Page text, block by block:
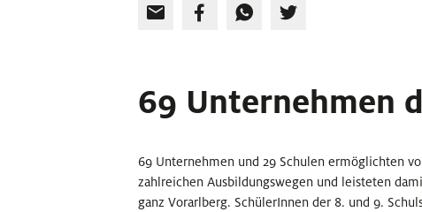
69 Unternehmen
69 Unternehmen und 29 Schulen ermöglichten
zahlreichen Ausbildungswegen und leisteten
ganz Vorarlberg. SchülerInnen der 8. und 9.